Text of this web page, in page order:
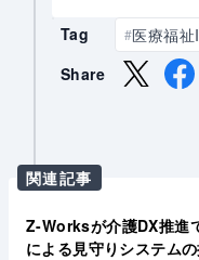
Tag #医療福祉
Share
関連記事
Z-Worksが介護DX推進
による見守りシステム